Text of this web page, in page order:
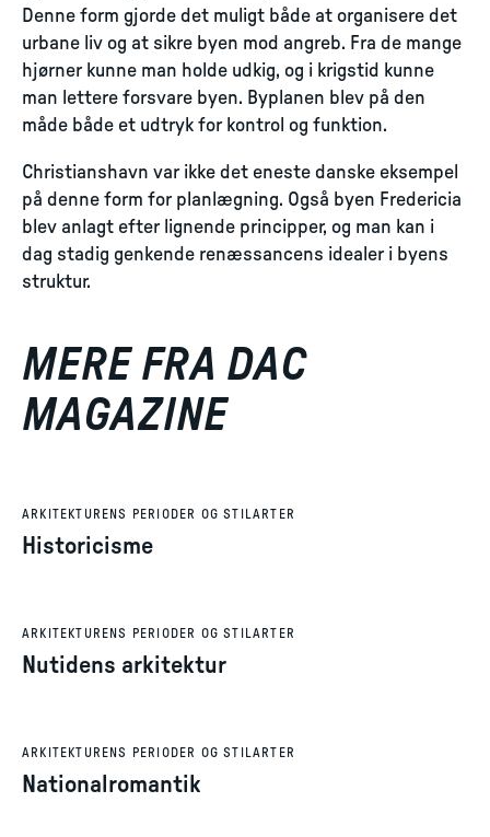
Denne form gjorde det muligt både at organisere det
urbane liv og at sikre byen mod angreb. Fra de mange
hjørner kunne man holde udkig, og i krigstid kunne
man lettere forsvare byen. Byplanen blev på den
måde både et udtryk for kontrol og funktion.
Christianshavn var ikke det eneste danske eksempel
på denne form for planlægning. Også byen Fredericia
blev anlagt efter lignende principper, og man kan i
dag stadig genkende renæssancens idealer i byens
struktur.
MERE FRA DAC
MAGAZINE
ARKITEKTURENS PERIODER OG STILARTER
Historicisme
ARKITEKTURENS PERIODER OG STILARTER
Nutidens arkitektur
ARKITEKTURENS PERIODER OG STILARTER
Nationalromantik